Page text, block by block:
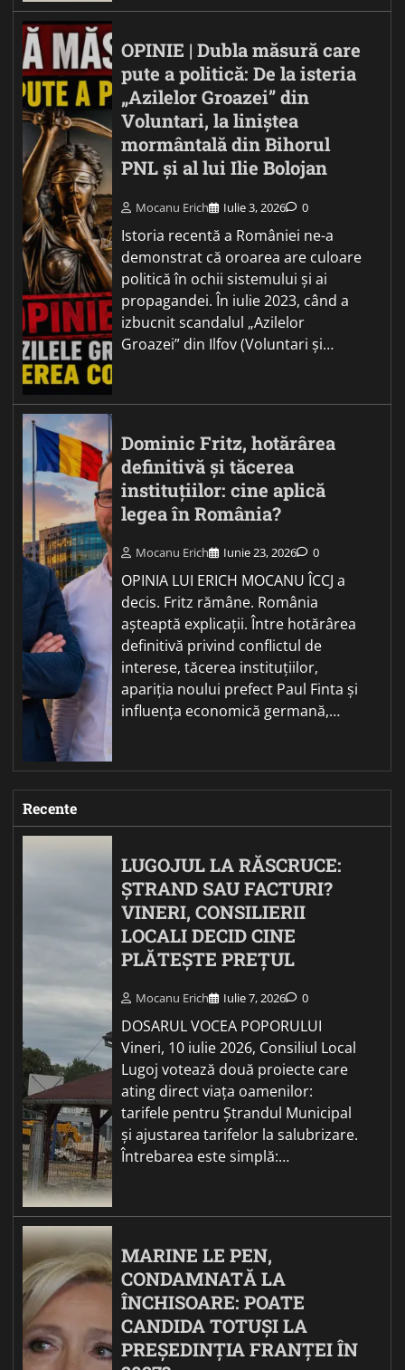
OPINIE | Dubla măsură care
pute a politică: De la isteria
„Azilelor Groazei” din
Voluntari, la liniștea
mormântală din Bihorul
PNL și al lui Ilie Bolojan
Mocanu Erich Iulie 3, 2026 0
Istoria recentă a României ne-a
demonstrat că oroarea are culoare
politică în ochii sistemului și ai
propagandei. În iulie 2023, când a
izbucnit scandalul „Azilelor
Groazei” din Ilfov (Voluntari și…
Dominic Fritz, hotărârea
definitivă și tăcerea
instituțiilor: cine aplică
legea în România?
Mocanu Erich Iunie 23, 2026 0
OPINIA LUI ERICH MOCANU ÎCCJ a
decis. Fritz rămâne. România
așteaptă explicații. Între hotărârea
definitivă privind conflictul de
interese, tăcerea instituțiilor,
apariția noului prefect Paul Finta și
influența economică germană,…
Recente
LUGOJUL LA RĂSCRUCE:
ȘTRAND SAU FACTURI?
VINERI, CONSILIERII
LOCALI DECID CINE
PLĂTEȘTE PREȚUL
Mocanu Erich Iulie 7, 2026 0
DOSARUL VOCEA POPORULUI
Vineri, 10 iulie 2026, Consiliul Local
Lugoj votează două proiecte care
ating direct viața oamenilor:
tarifele pentru Ștrandul Municipal
și ajustarea tarifelor la salubrizare.
Întrebarea este simplă:…
MARINE LE PEN,
CONDAMNATĂ LA
ÎNCHISOARE: POATE
CANDIDA TOTUȘI LA
PREȘEDINȚIA FRANȚEI ÎN